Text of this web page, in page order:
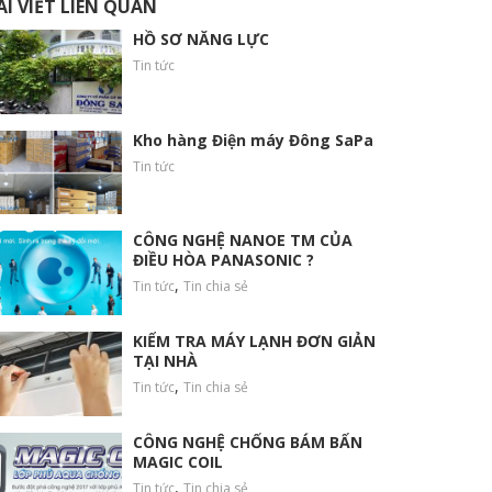
VIẾT LIÊN QUAN
HỒ SƠ NĂNG LỰC
Tin tức
Kho hàng Điện máy Đông SaPa
Tin tức
CÔNG NGHỆ NANOE TM CỦA
ĐIỀU HÒA PANASONIC ?
Tin tức, Tin chia sẻ
KIỂM TRA MÁY LẠNH ĐƠN GIẢN
TẠI NHÀ
Tin tức, Tin chia sẻ
CÔNG NGHỆ CHỐNG BÁM BẨN
MAGIC COIL
Tin tức, Tin chia sẻ